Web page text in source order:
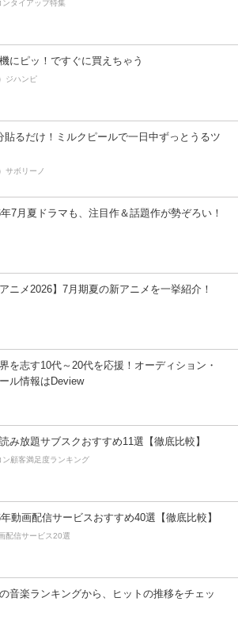
ンタイアップ特集
にピッ！ですぐに買えちゃう
ジハンピ
貼るだけ！ミルクピールで一日中ずっとうるツ
サボリーノ
7月夏ドラマも、注目作＆話題作が勢ぞろい！
アニメ2026】7月期夏の新アニメを一挙紹介！
を志す10代～20代を応援！オーディション・
ル情報はDeview
み放題サブスクおすすめ11選【徹底比較】
ン顧客満足度ランキング
動画配信サービスおすすめ40選【徹底比較】
配信サービス20選
音楽ランキングから、ヒットの推移をチェッ